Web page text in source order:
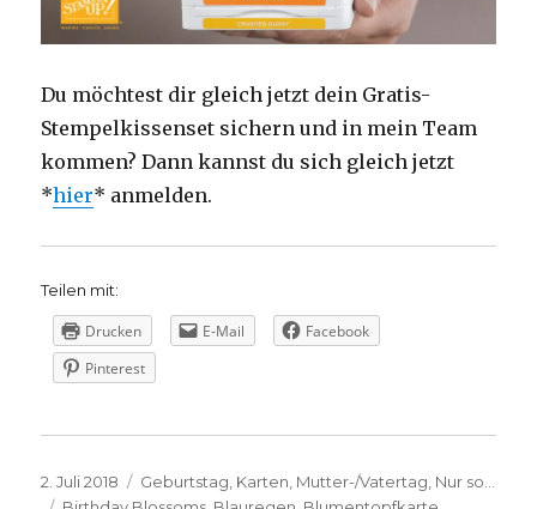
Du möchtest dir gleich jetzt dein Gratis-
Stempelkissenset sichern und in mein Team
kommen? Dann kannst du sich gleich jetzt
*hier* anmelden.
Teilen mit:
Drucken E-Mail
Facebook
Pinterest
Veröffentlicht
2. Juli 2018 Kategorien
Geburtstag Karten Mutter-/Vatertag Nur so...